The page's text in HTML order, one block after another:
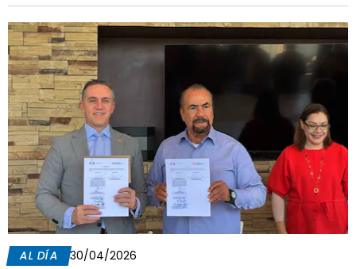
AL DÍA 30/04/2026